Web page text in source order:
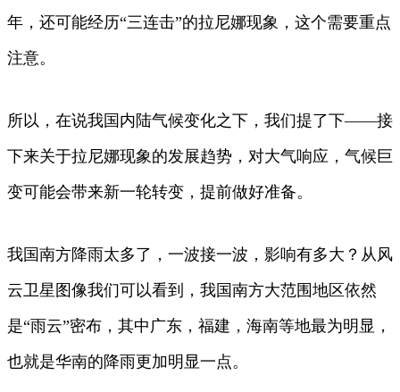
年，还可能经历“三连击”的拉尼娜现象，这个需要重点
注意。
所以，在说我国内陆气候变化之下，我们提了下——接
下来关于拉尼娜现象的发展趋势，对大气响应，气候巨
变可能会带来新一轮转变，提前做好准备。
我国南方降雨太多了，一波接一波，影响有多大？从风
云卫星图像我们可以看到，我国南方大范围地区依然
是“雨云”密布，其中广东，福建，海南等地最为明显，
也就是华南的降雨更加明显一点。